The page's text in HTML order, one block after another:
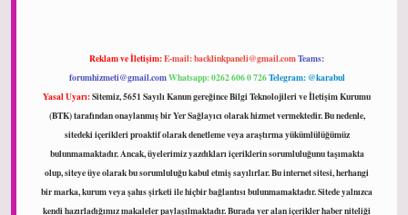
Reklam ve İletişim:E-mail:backlinkpaneli@gmail.comTeams:
forumhizmeti@gmail.comWhatsapp: 0262 606 0 726Telegram: @karabul
Yasal Uyarı:Sitemiz, 5651 Sayılı Kanun gereğince Bilgi Teknolojileri ve İletişim Kurumu
(BTK) tarafından onaylanmış bir Yer Sağlayıcı olarak hizmet vermektedir. Bu nedenle,
sitedeki içerikleri proaktif olarak denetleme veya araştırma yükümlülüğümüz
bulunmamaktadır. Ancak, üyelerimiz yazdıkları içeriklerin sorumluluğunu taşımakta
olup, siteye üye olarak bu sorumluluğu kabul etmiş sayılırlar. Bu internet sitesi, herhangi
bir marka, kurum veya şahıs şirketi ile hiçbir bağlantısı bulunmamaktadır. Sitede yalnızca
kendi hazırladığımız makaleler paylaşılmaktadır. Burada yer alan içerikler haber niteliği